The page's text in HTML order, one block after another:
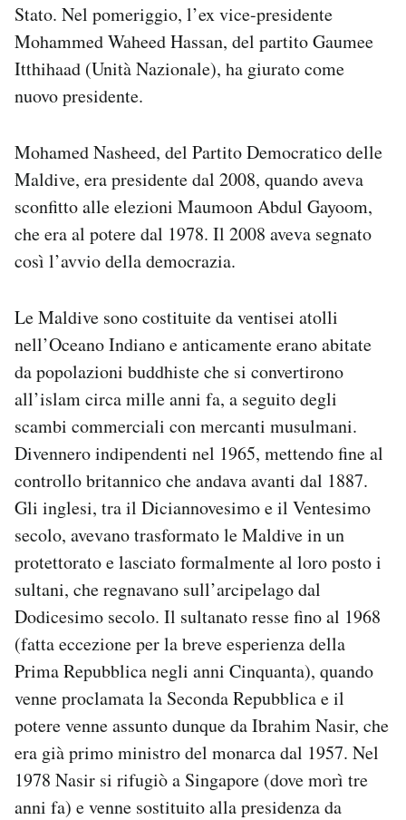
Stato. Nel pomeriggio, l’ex vice-presidente
Mohammed Waheed Hassan, del partito Gaumee
Itthihaad (Unità Nazionale), ha giurato come
nuovo presidente.
Mohamed Nasheed, del Partito Democratico delle
Maldive, era presidente dal 2008, quando aveva
sconfitto alle elezioni Maumoon Abdul Gayoom,
che era al potere dal 1978. Il 2008 aveva segnato
così l’avvio della democrazia.
Le Maldive sono costituite da ventisei atolli
nell’Oceano Indiano e anticamente erano abitate
da popolazioni buddhiste che si convertirono
all’islam circa mille anni fa, a seguito degli
scambi commerciali con mercanti musulmani.
Divennero indipendenti nel 1965, mettendo fine al
controllo britannico che andava avanti dal 1887.
Gli inglesi, tra il Diciannovesimo e il Ventesimo
secolo, avevano trasformato le Maldive in un
protettorato e lasciato formalmente al loro posto i
sultani, che regnavano sull’arcipelago dal
Dodicesimo secolo. Il sultanato resse fino al 1968
(fatta eccezione per la breve esperienza della
Prima Repubblica negli anni Cinquanta), quando
venne proclamata la Seconda Repubblica e il
potere venne assunto dunque da Ibrahim Nasir, che
era già primo ministro del monarca dal 1957. Nel
1978 Nasir si rifugiò a Singapore (dove morì tre
anni fa) e venne sostituito alla presidenza da